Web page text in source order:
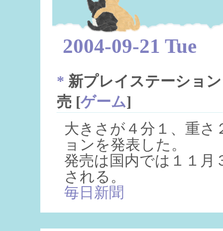
2004-09-21 Tue
* 新プレイステーショ
売[ゲーム]
大きさが４分１、重
ョンを発表した。
発売は国内では１１月
される。
毎日新聞